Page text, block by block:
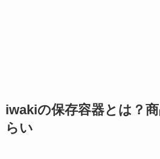
iwakiの保存容器とは？
らい